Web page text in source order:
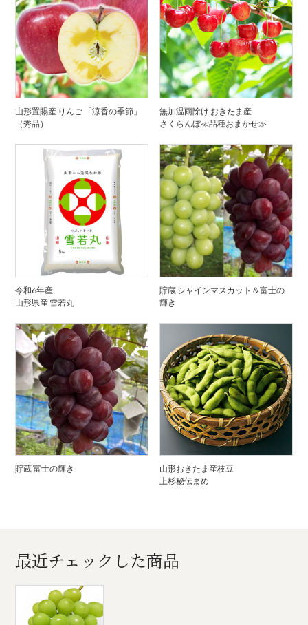
山形置賜産 りんご 「涼香の季節」
（秀品）
無加温雨除け おきたま産
さくらんぼ≪品種おまかせ≫
令和6年産
山形県産 雪若丸
貯蔵 シャインマスカット＆富士の
輝き
貯蔵 富士の輝き
山形おきたま産枝豆
上杉秘伝まめ
最近チェックした商品